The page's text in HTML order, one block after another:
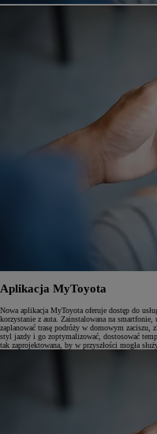
Aplikacja MyToyota
Nowa aplikacja MyToyota oferuje dostęp do
korzystanie z auta. Zainstalowana na
zaplanować trasę podróży w domowym zaciszu,
styl jazdy i go zoptymalizować, dostosować
tak zaprojektowana, by w przyszłości mogła